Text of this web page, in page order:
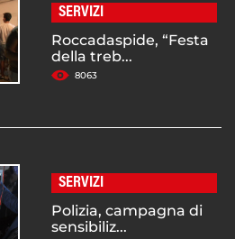
SERVIZI
Roccadaspide, “Festa
della treb...
8063
SERVIZI
Polizia, campagna di
sensibiliz...